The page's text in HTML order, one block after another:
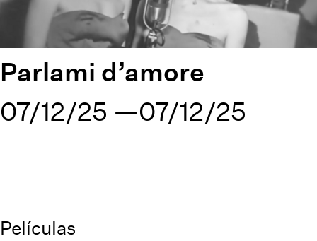
Parlami d’amore
07/12/25
07/12/25
Películas